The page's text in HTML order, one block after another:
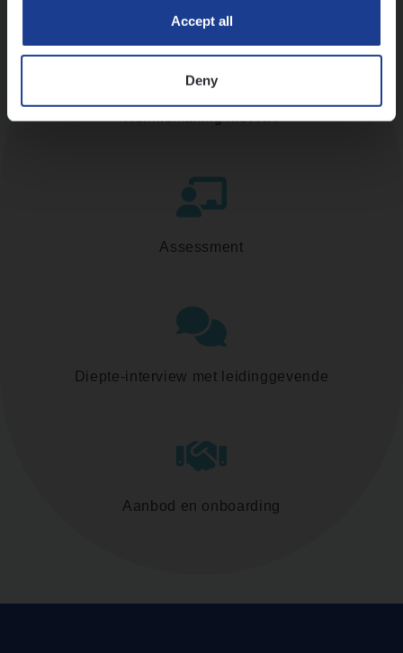
Accept all
Deny
Kennismaking met HR
Assessment
Diepte-interview met leidinggevende
Aanbod en onboarding